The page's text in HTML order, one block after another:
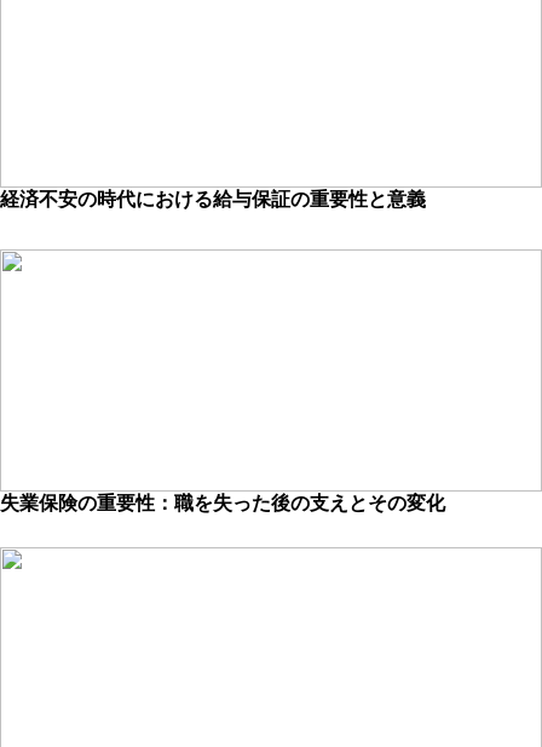
経済不安の時代における給与保証の重要性と意義
失業保険の重要性：職を失った後の支えとその変化